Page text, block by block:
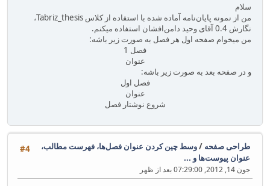
سلام
من از نمونه پایان‌نامه آماده شده با استفاده از کلاس Tabriz_thesis،
نگارش 0.4 آقای وحید دامن‌افشان استفاده میکنم.
من میخوام صفحه اول هر فصل به صورت زیر باشه:
فصل 1
عنوان
و در صفحه بعد به صورت زیر باشه:
فصل اول
عنوان
شروع نوشتار فصل
#4 طراحی صفحه /وسط چین کردن عنوان فصل‌ها، فهرست مطالب،
عنوان پیوست‌ها و ...
جون 14, 2012, 07:29:00 بعد از ظهر